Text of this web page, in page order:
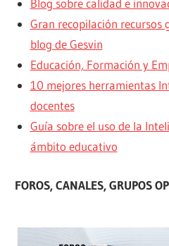
Blog sobre calidad e
Gran recopilación recursos
blog de Gesvin
Educación, Formación y
10 mejores herramientas
docentes
Guía sobre el uso de la
ámbito educativo
FOROS, CANALES, GRUPOS